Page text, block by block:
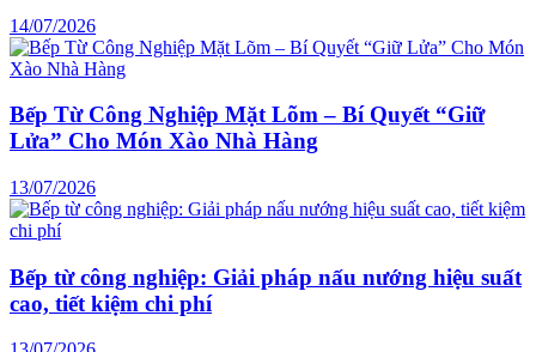
14/07/2026
Bếp Từ Công Nghiệp Mặt Lõm – Bí Quyết “Giữ
Lửa” Cho Món Xào Nhà Hàng
13/07/2026
Bếp từ công nghiệp: Giải pháp nấu nướng hiệu suất
cao, tiết kiệm chi phí